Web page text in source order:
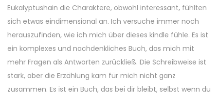
Eukalyptushain die Charaktere, obwohl interessant, fühlten
sich etwas eindimensional an. Ich versuche immer noch
herauszufinden, wie ich mich über dieses kindle fühle. Es ist
ein komplexes und nachdenkliches Buch, das mich mit
mehr Fragen als Antworten zurückließ. Die Schreibweise ist
stark, aber die Erzählung kam für mich nicht ganz
zusammen. Es ist ein Buch, das bei dir bleibt, selbst wenn du